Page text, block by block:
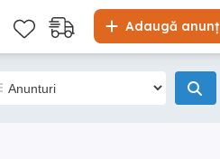
Adaugă anunț